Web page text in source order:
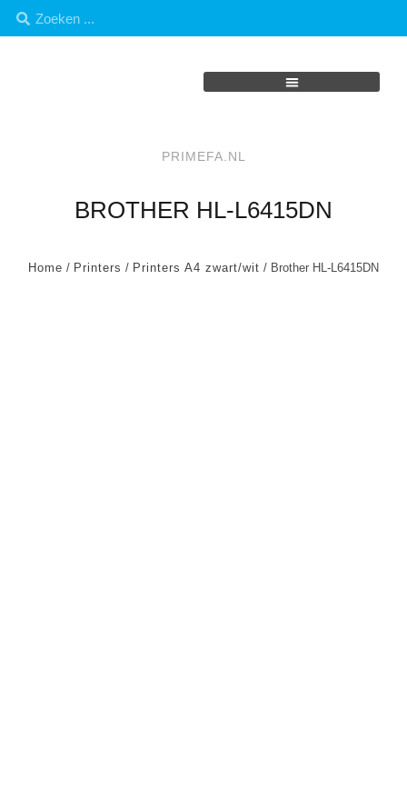
PRIMEFA.NL
BROTHER HL-L6415DN
Home / Printers / Printers A4 zwart/wit / Brother HL-L6415DN